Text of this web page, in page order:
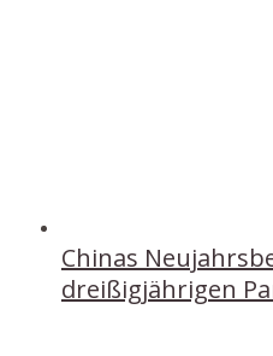
Chinas
dreißigjährigen